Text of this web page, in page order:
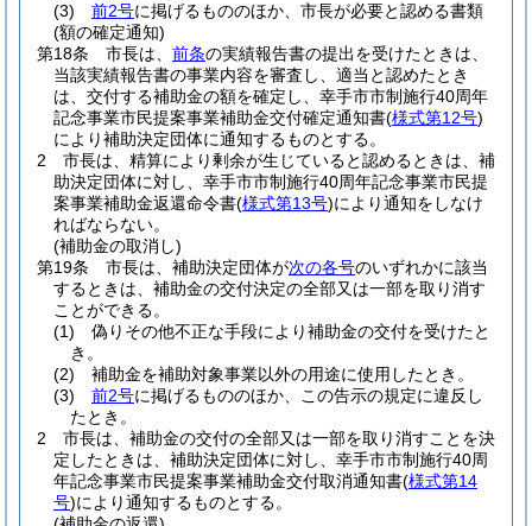
(3)
前2号に掲げるもののほか、市長が必要と認める書類
(額の確定通知)
第18条
市長は、 前条の実績報告書の提出を受けたときは、
当該実績報告書の事業内容を審査し、適当と認めたとき
は、交付する補助金の額を確定し、幸手市市制施行40周年
記念事業市民提案事業補助金交付確定通知書(様式第12号)
により補助決定団体に通知するものとする。
2
市長は、精算により剰余が生じていると認めるときは、補
助決定団体に対し、幸手市市制施行40周年記念事業市民提
案事業補助金返還命令書(様式第13号)により通知をしなけ
ればならない。
(補助金の取消し)
第19条
市長は、補助決定団体が次の各号のいずれかに該当
するときは、補助金の交付決定の全部又は一部を取り消す
ことができる。
(1)
偽りその他不正な手段により補助金の交付を受けたと
き。
(2)
補助金を補助対象事業以外の用途に使用したとき。
(3)
前2号に掲げるもののほか、この告示の規定に違反し
たとき。
2
市長は、補助金の交付の全部又は一部を取り消すことを決
定したときは、補助決定団体に対し、幸手市市制施行40周
年記念事業市民提案事業補助金交付取消通知書(様式第14
号)により通知するものとする。